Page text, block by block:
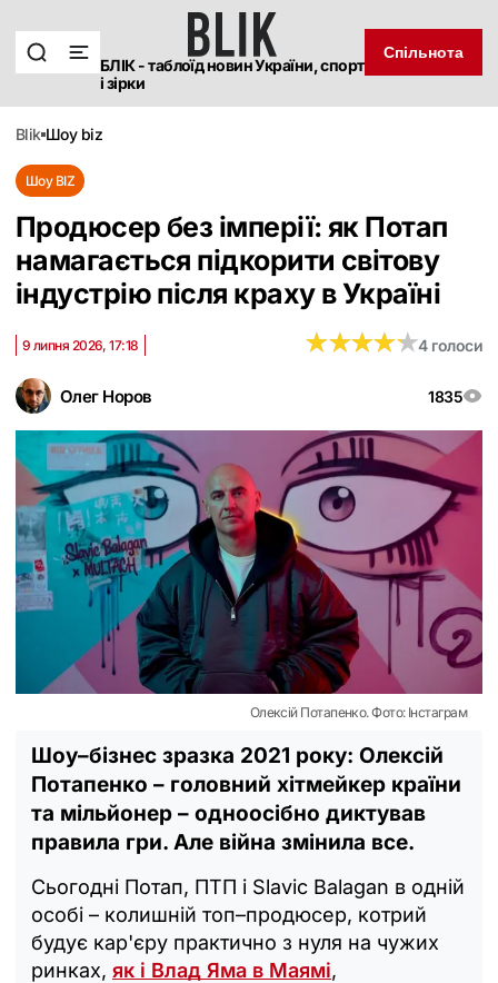
БЛІК - таблоїд новин України, спорт
і зірки
Спільнота
blik шоу biz
Шоу BIZ
Продюсер без імперії: як Потап
намагається підкорити світову
індустрію після краху в Україні
Олег Норов 1835
9 липня 2026, 17:18 ★★★★★
★★★★★4 голоси
Олексій Потапенко. Фото: Інстаграм
Шоу–бізнес зразка 2021 року: Олексій
Потапенко – головний хітмейкер країни
та мільйонер – одноосібно диктував
правила гри. Але війна змінила все.
Сьогодні Потап, ПТП і Slavic Balagan в одній
особі – колишній топ–продюсер, котрий
будує кар'єру практично з нуля на чужих
ринках, як і Влад Яма в Маямі,